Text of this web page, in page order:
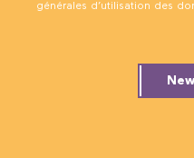
générales d’utilisation des